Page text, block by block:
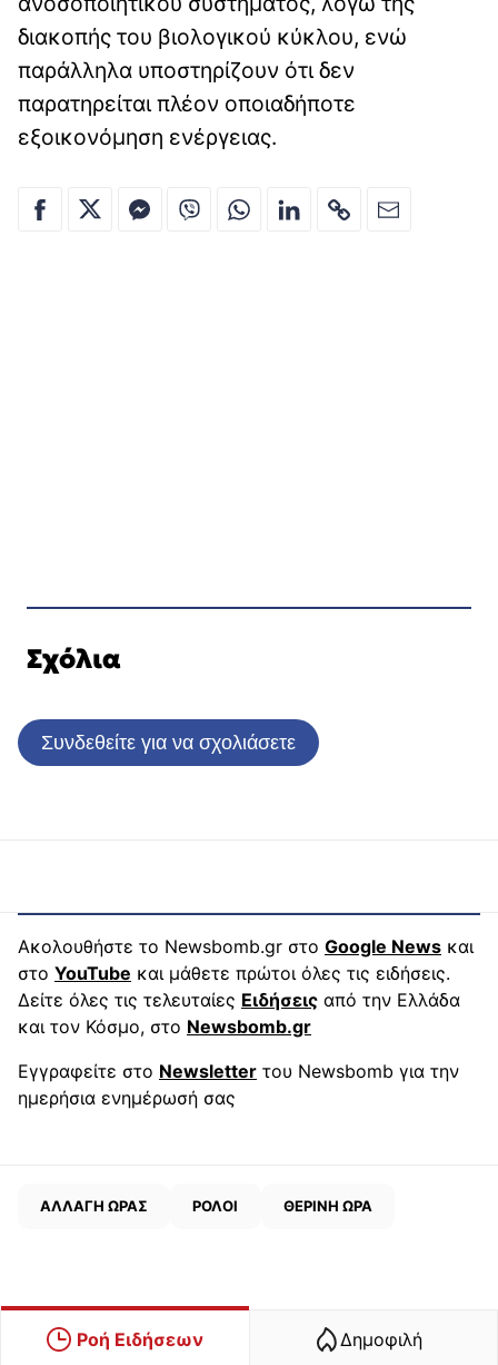
διακοπής του βιολογικού κύκλου, ενώ
παράλληλα υποστηρίζουν ότι δεν
παρατηρείται πλέον οποιαδήποτε
εξοικονόμηση ενέργειας.
Σχόλια
Συνδεθείτε για να σχολιάσετε
Ακολουθήστε το Newsbomb.gr στο Google News και
στο YouTube και μάθετε πρώτοι όλες τις ειδήσεις.
Δείτε όλες τις τελευταίες Ειδήσεις από την Ελλάδα
και τον Κόσμο, στο Newsbomb.gr
Εγγραφείτε στο Newsletter του Newsbomb για την
ημερήσια ενημέρωσή σας
ΑΛΛΑΓΗ ΩΡΑΣ ΡΟΛΟΙ ΘΕΡΙΝΗ ΩΡΑ
Ροή Ειδήσεων Δημοφιλή